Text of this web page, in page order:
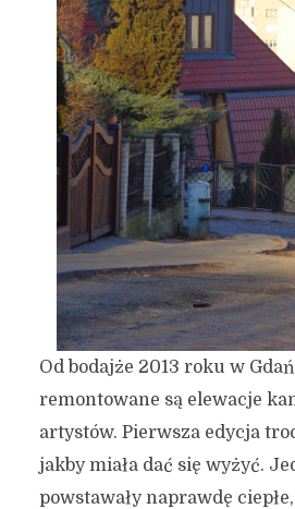
Od bodajże 2013 roku w
remontowane są elewacje
artystów. Pierwsza edycja
jakby miała dać się wyżyć.
powstawały naprawdę